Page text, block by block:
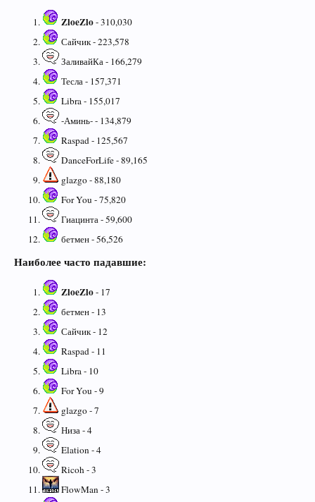
ZloeZlo- 310,030
Сайчик - 223,578
ЗаливайКа - 166,279
Тесла - 157,371
Libra - 155,017
-Аминь- - 134,879
Raspad - 125,567
DanceForLife - 89,165
glazgo - 88,180
For You - 75,820
Гиацинта - 59,600
бетмен - 56,526
Наиболее часто падавшие:
ZloeZlo- 17
бетмен - 13
Сайчик - 12
Raspad - 11
Libra - 10
For You - 9
glazgo - 7
Низа - 4
Elation - 4
Ricoh - 3
FlowMan - 3